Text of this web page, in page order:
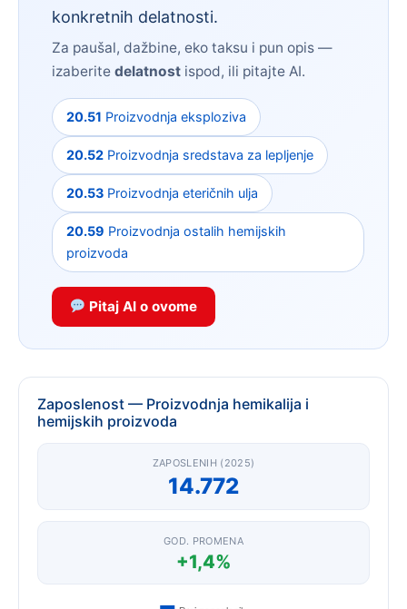
konkretnih delatnosti.
Za paušal, dažbine, eko taksu i pun opis —
izaberitedelatnost ispod, ili pitajte AI.
20.51 Proizvodnja eksploziva
20.52 Proizvodnja sredstava za lepljenje
20.53 Proizvodnja eteričnih ulja
20.59 Proizvodnja ostalih hemijskih
proizvoda
Pitaj AI o ovome
Zaposlenost — Proizvodnja hemikalija i
hemijskih proizvoda
ZAPOSLENIH (2025)
14.772
GOD. PROMENA
+1,4%